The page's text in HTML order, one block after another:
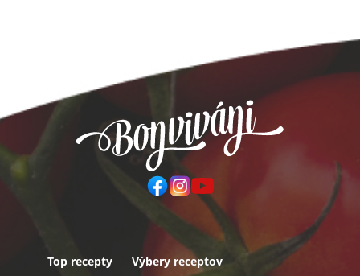
Top recepty Výbery receptov